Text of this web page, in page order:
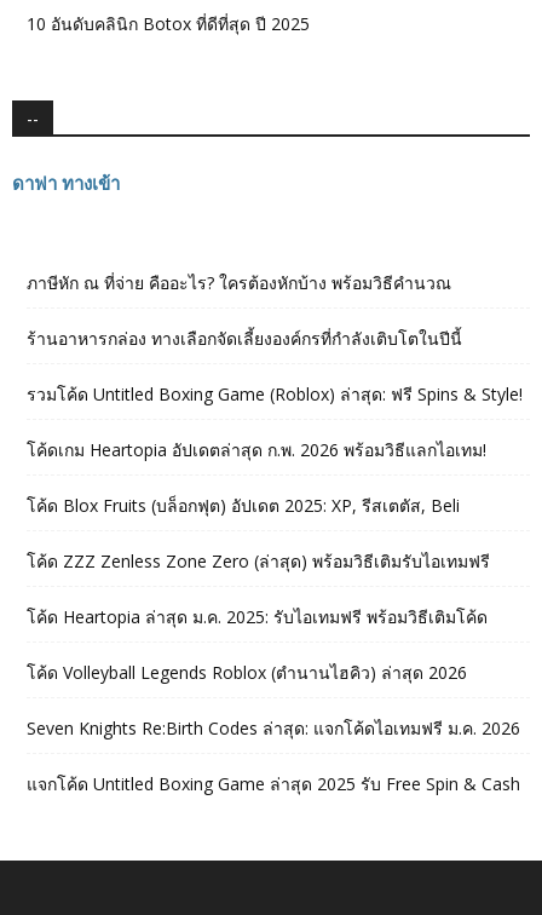
10 อันดับคลินิก Botox ที่ดีที่สุด ปี 2025
--
ดาฟา ทางเข้า
ภาษีหัก ณ ที่จ่าย คืออะไร? ใครต้องหักบ้าง พร้อมวิธีคำนวณ
ร้านอาหารกล่อง ทางเลือกจัดเลี้ยงองค์กรที่กำลังเติบโตในปีนี้
รวมโค้ด Untitled Boxing Game (Roblox) ล่าสุด: ฟรี Spins & Style!
โค้ดเกม Heartopia อัปเดตล่าสุด ก.พ. 2026 พร้อมวิธีแลกไอเทม!
โค้ด Blox Fruits (บล็อกฟุต) อัปเดต 2025: XP, รีสเตตัส, Beli
โค้ด ZZZ Zenless Zone Zero (ล่าสุด) พร้อมวิธีเติมรับไอเทมฟรี
โค้ด Heartopia ล่าสุด ม.ค. 2025: รับไอเทมฟรี พร้อมวิธีเติมโค้ด
โค้ด Volleyball Legends Roblox (ตำนานไฮคิว) ล่าสุด 2026
Seven Knights Re:Birth Codes ล่าสุด: แจกโค้ดไอเทมฟรี ม.ค. 2026
แจกโค้ด Untitled Boxing Game ล่าสุด 2025 รับ Free Spin & Cash